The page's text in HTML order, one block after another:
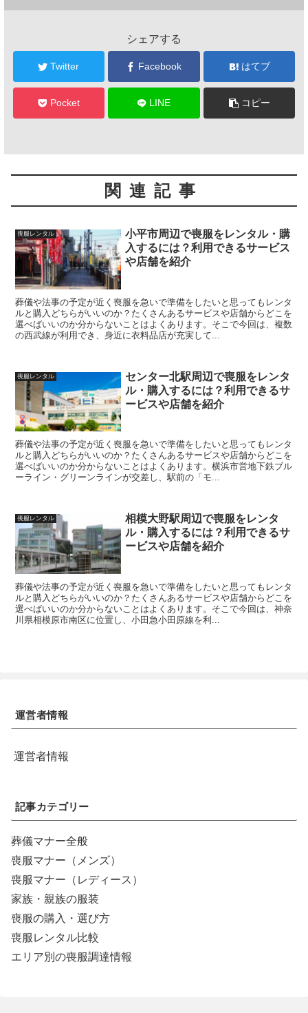
シェアする
Twitter Facebook はてブ
Pocket LINE コピー
関連記事
喪服レンタル
小平市周辺で喪服をレンタル・購
入するには？利用できるサービス
や店舗を紹介
葬儀や法事の予定が近く喪服を急いで準備をしたいと思ってもレンタ
ルと購入どちらがいいのか？たくさんあるサービスや店舗からどこを
選べばいいのか分からないことはよくあります。そこで今回は、複数
の西武線が利用でき、身近に衣料品店が充実して...
喪服レンタル
センター北駅周辺で喪服をレンタ
ル・購入するには？利用できるサ
ービスや店舗を紹介
葬儀や法事の予定が近く喪服を急いで準備をしたいと思ってもレンタ
ルと購入どちらがいいのか？たくさんあるサービスや店舗からどこを
選べばいいのか分からないことはよくあります。横浜市営地下鉄ブル
ーライン・グリーンラインが交差し、駅前の「モ...
喪服レンタル
相模大野駅周辺で喪服をレンタ
ル・購入するには？利用できるサ
ービスや店舗を紹介
葬儀や法事の予定が近く喪服を急いで準備をしたいと思ってもレンタ
ルと購入どちらがいいのか？たくさんあるサービスや店舗からどこを
選べばいいのか分からないことはよくあります。そこで今回は、神奈
川県相模原市南区に位置し、小田急小田原線を利...
運営者情報
運営者情報
記事カテゴリー
葬儀マナー全般
喪服マナー（メンズ）
喪服マナー（レディース）
家族・親族の服装
喪服の購入・選び方
喪服レンタル比較
エリア別の喪服調達情報